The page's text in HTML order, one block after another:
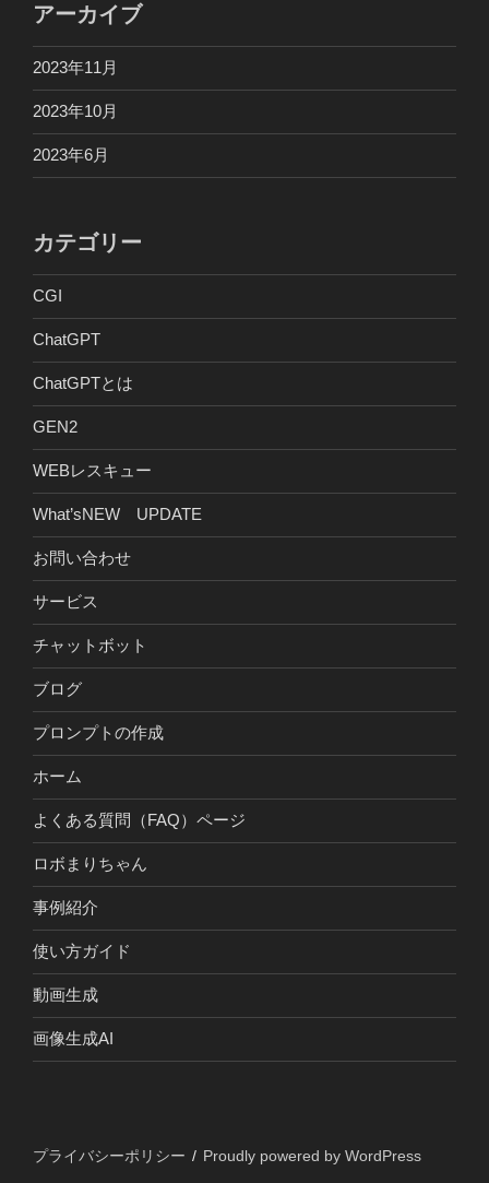
アーカイブ
2023年11月
2023年10月
2023年6月
カテゴリー
CGI
ChatGPT
ChatGPTとは
GEN2
WEBレスキュー
What’sNEW UPDATE
お問い合わせ
サービス
チャットボット
ブログ
プロンプトの作成
ホーム
よくある質問（FAQ）ページ
ロボまりちゃん
事例紹介
使い方ガイド
動画生成
画像生成AI
プライバシーポリシー Proudly powered by WordPress